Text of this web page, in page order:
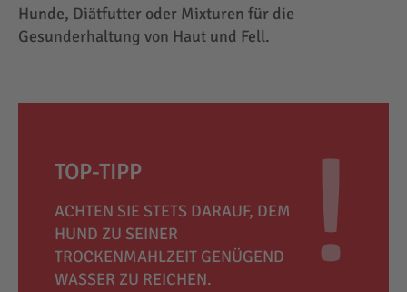
Hunde, Diätfutter oder Mixturen für die
Gesunderhaltung von Haut und Fell.
TOP-TIPP
ACHTEN SIE STETS DARAUF, DEM
HUND ZU SEINER
TROCKENMAHLZEIT GENÜGEND
WASSER ZU REICHEN.